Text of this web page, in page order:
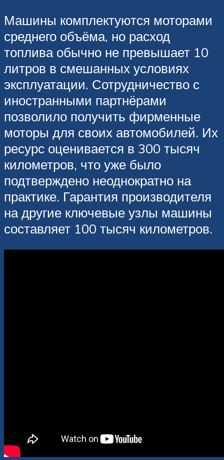
Машины комплектуются моторами
среднего объёма, но расход
топлива обычно не превышает 10
литров в смешанных условиях
эксплуатации. Сотрудничество с
иностранными партнёрами
позволило получить фирменные
моторы для своих автомобилей. Их
ресурс оценивается в 300 тысяч
километров, что уже было
подтверждено неоднократно на
практике. Гарантия производителя
на другие ключевые узлы машины
составляет 100 тысяч километров.